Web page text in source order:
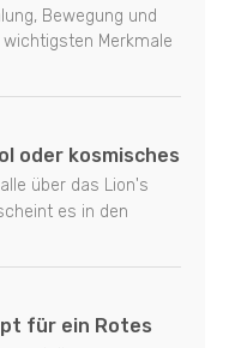
Bewegung und
Merkmale
oder kosmisches
über das Lion's
es in den
für ein Rotes